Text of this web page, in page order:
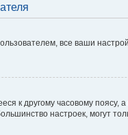
все ваши
к другому часовому поясу,
настроек, могут